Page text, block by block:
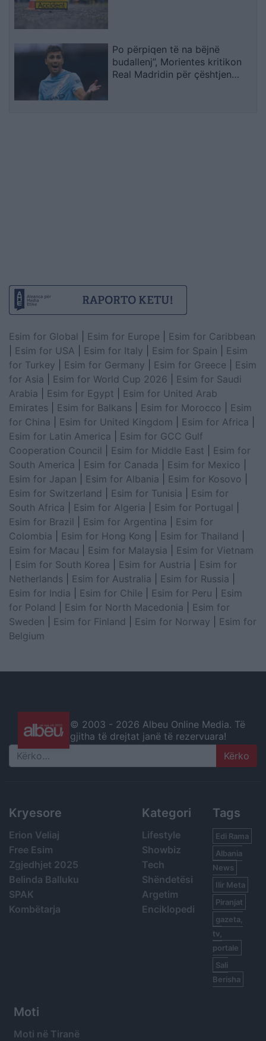
Po përpiqen të na bëjnë
budallenj”, Morientes kritikon
Real Madridin për çështjen
Esim for Global Esim for Europe
Esim for Caribbean
Esim for USA Esim for Italy Esim for Spain
Esim
for Turkey
Esim for Germany Esim for Greece
Esim
for Asia
Esim for World Cup 2026
Esim for Saudi
Arabia
Esim for Egypt
Esim for United Arab
Emirates
Esim for Balkans Esim for Morocco
Esim
for China
Esim for United Kingdom Esim for Africa
Esim for Latin America
Esim for GCC Gulf
Cooperation Council
Esim for Middle East
Esim for
South America
Esim for Canada Esim for Mexico
Esim for Japan
Esim for Albania Esim for Kosovo
Esim for Switzerland
Esim for Tunisia
Esim for
South Africa
Esim for Algeria Esim for Portugal
Esim for Brazil
Esim for Argentina
Esim for
Colombia
Esim for Hong Kong Esim for Thailand
Esim for Macau
Esim for Malaysia
Esim for Vietnam
Esim for South Korea Esim for Austria
Esim for
Netherlands
Esim for Australia Esim for Russia
Esim for India
Esim for Chile Esim for Peru
Esim
for Poland
Esim for North Macedonia
Esim for
Sweden
Esim for Finland Esim for Norway
Esim for
Belgium
© 2003 - 2026 Albeu Online Media. Të
gjitha të drejtat janë të rezervuara!
Search
Kryesore
Erion Veliaj
Free Esim
Zgjedhjet 2025
Belinda Balluku
SPAK
Kombëtarja
Kategori
Lifestyle
Showbiz
Tech
Shëndetësi
Argetim
Enciklopedi
Tags
Edi Rama
Albania
News
Ilir Meta
Piranjat
gazeta,
tv,
portale
Sali
Berisha
Moti
Moti në Tiranë